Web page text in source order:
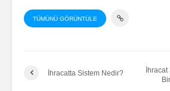
TÜMÜNÜ GÖRÜNTÜLE
İhracatta Sistem Nedir?